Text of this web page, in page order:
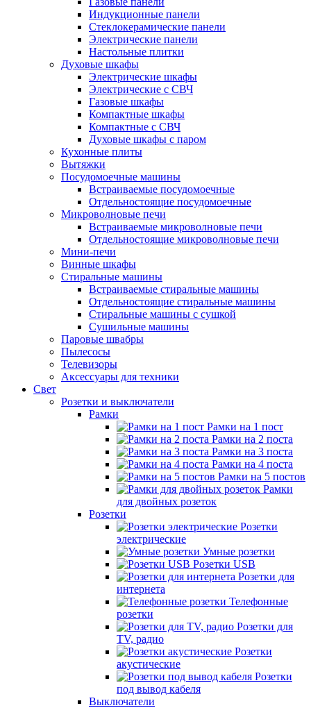
Индукционные панели
Стеклокерамические панели
Электрические панели
Настольные плитки
Духовые шкафы
Электрические шкафы
Электрические с СВЧ
Газовые шкафы
Компактные шкафы
Компактные с СВЧ
Духовые шкафы с паром
Кухонные плиты
Вытяжки
Посудомоечные машины
Встраиваемые посудомоечные
Отдельностоящие посудомоечные
Микроволновые печи
Встраиваемые микроволновые печи
Отдельностоящие микроволновые печи
Мини-печи
Винные шкафы
Стиральные машины
Встраиваемые стиральные машины
Отдельностоящие стиральные машины
Стиральные машины с сушкой
Сушильные машины
Паровые швабры
Пылесосы
Телевизоры
Аксессуары для техники
Свет
Розетки и выключатели
Рамки
Рамки на 1 пост
Рамки на 2 поста
Рамки на 3 поста
Рамки на 4 поста
Рамки на 5 постов
Рамки
для двойных розеток
Розетки
Розетки
электрические
Умные розетки
Розетки USB
Розетки для
интернета
Телефонные
розетки
Розетки для
TV, радио
Розетки
акустические
Розетки
под вывод кабеля
Выключатели